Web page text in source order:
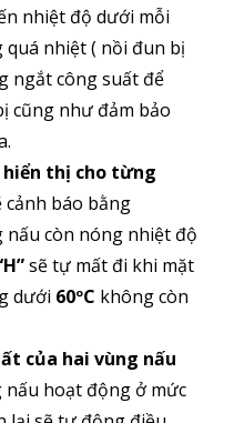
nhiệt độ dưới mỗi
nhiệt ( nồi đun bị
ngắt công suất để
cũng như đảm bảo
hiển thị cho từng
cảnh báo bằng
còn nóng nhiệt độ
sẽ tự mất đi khi mặt
dưới 60ºC không còn
của hai vùng nấu
hoạt động ở mức